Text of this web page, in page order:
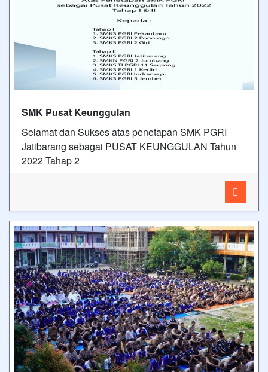
SMK Pusat Keunggulan
Selamat dan Sukses atas penetapan SMK PGRI
Jatibarang sebagai PUSAT KEUNGGULAN Tahun
2022 Tahap 2